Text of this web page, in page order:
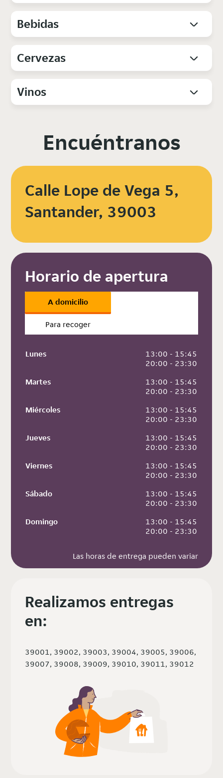
Bebidas
Cervezas
Vinos
Encuéntranos
Calle Lope de Vega 5,
Santander, 39003
Horario de apertura
A domicilio
Para recoger
Lunes
13:00 - 15:45
20:00 - 23:30
Martes
13:00 - 15:45
20:00 - 23:30
Miércoles
13:00 - 15:45
20:00 - 23:30
Jueves
13:00 - 15:45
20:00 - 23:30
Viernes
13:00 - 15:45
20:00 - 23:30
Sábado
13:00 - 15:45
20:00 - 23:30
Domingo
13:00 - 15:45
20:00 - 23:30
Las horas de entrega pueden variar
Realizamos entregas
en:
39001, 39002, 39003, 39004, 39005, 39006,
39007, 39008, 39009, 39010, 39011, 39012